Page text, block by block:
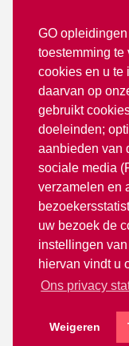
GO
toestemming te
cookies en u te
daarvan op
gebruikt
doeleinden;
aanbieden van
sociale media
verzamelen en
uw bezoek de
instellingen
hiervan vindt u
Ons privacy
Weigeren
T: 070 - 3512380
Volg ons op:
partner van